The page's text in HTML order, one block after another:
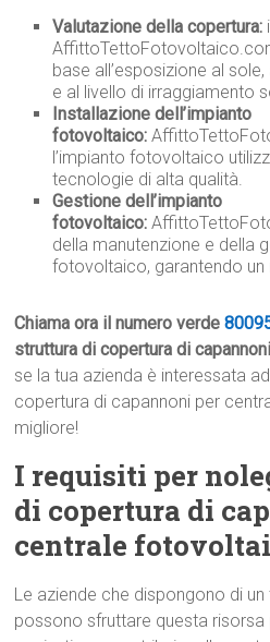
Valutazione della copertura:
base all’esposizione al
e al livello di irraggiamento
Installazione dell’impianto
fotovoltaico:
l’impianto fotovoltaico
tecnologie di alta qualità.
Gestione dell’impianto
fotovoltaico:
della manutenzione e della
fotovoltaico, garantendo
Chiama ora il numero verde
struttura di copertura di
se la tua azienda è interessata
copertura di capannoni per
migliore!
I requisiti per
di copertura di
centrale
Le aziende che dispongono di
possono sfruttare questa risorsa